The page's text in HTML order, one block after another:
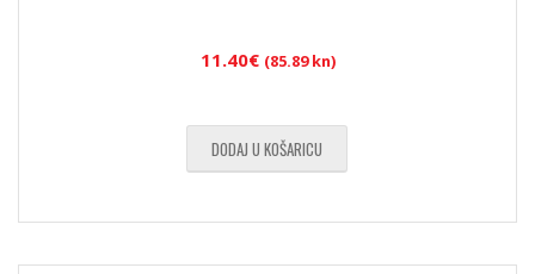
11.40€ (85.89 kn)
DODAJ U KOŠARICU